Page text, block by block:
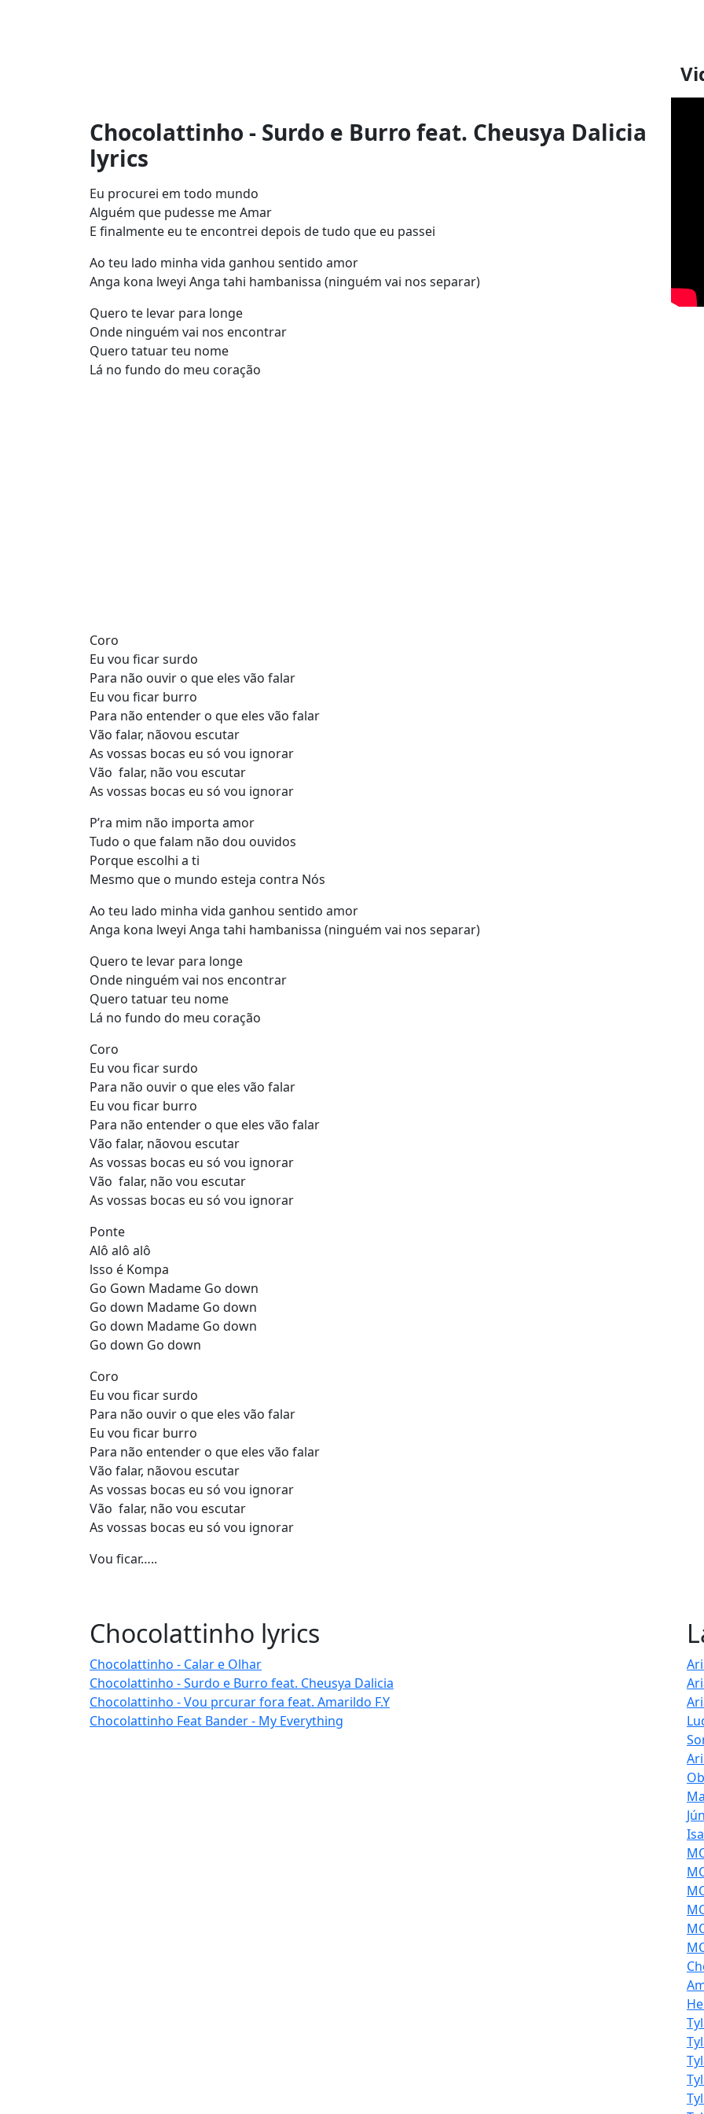
Chocolattinho - Surdo e Burro feat. Cheusya Dalicia
lyrics
Eu procurei em todo mundo
Alguém que pudesse me Amar
E finalmente eu te encontrei depois de tudo que eu passei
Ao teu lado minha vida ganhou sentido amor
Anga kona lweyi Anga tahi hambanissa (ninguém vai nos separar)
Quero te levar para longe
Onde ninguém vai nos encontrar
Quero tatuar teu nome
Lá no fundo do meu coração
Coro
Eu vou ficar surdo
Para não ouvir o que eles vão falar
Eu vou ficar burro
Para não entender o que eles vão falar
Vão falar, nãovou escutar
As vossas bocas eu só vou ignorar
Vão falar, não vou escutar
As vossas bocas eu só vou ignorar
P’ra mim não importa amor
Tudo o que falam não dou ouvidos
Porque escolhi a ti
Mesmo que o mundo esteja contra Nós
Ao teu lado minha vida ganhou sentido amor
Anga kona lweyi Anga tahi hambanissa (ninguém vai nos separar)
Quero te levar para longe
Onde ninguém vai nos encontrar
Quero tatuar teu nome
Lá no fundo do meu coração
Coro
Eu vou ficar surdo
Para não ouvir o que eles vão falar
Eu vou ficar burro
Para não entender o que eles vão falar
Vão falar, nãovou escutar
As vossas bocas eu só vou ignorar
Vão falar, não vou escutar
As vossas bocas eu só vou ignorar
Ponte
Alô alô alô
lsso é Kompa
Go Gown Madame Go down
Go down Madame Go down
Go down Madame Go down
Go down Go down
Coro
Eu vou ficar surdo
Para não ouvir o que eles vão falar
Eu vou ficar burro
Para não entender o que eles vão falar
Vão falar, nãovou escutar
As vossas bocas eu só vou ignorar
Vão falar, não vou escutar
As vossas bocas eu só vou ignorar
Vou ficar…..
Chocolattinho lyrics
Chocolattinho - Calar e Olhar
Chocolattinho - Surdo e Burro feat. Cheusya Dalicia
Chocolattinho - Vou prcurar fora feat. Amarildo F.Y
Chocolattinho Feat Bander - My Everything